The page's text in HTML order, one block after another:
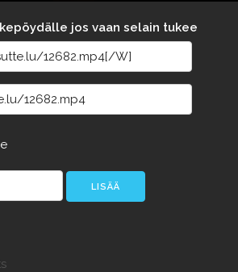
jos vaan selain tukee